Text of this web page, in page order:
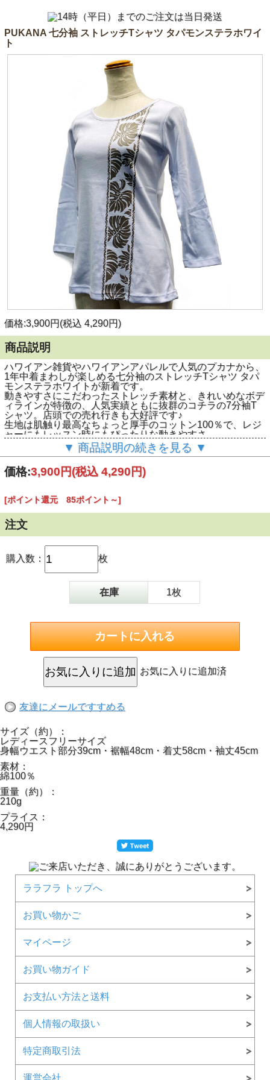
PUKANA 七分袖 ストレッチTシャツ タパモンステラホワイ
ト
価格:3,900円(税込 4,290円)
商品説明
ハワイアン雑貨やハワイアンアパレルで人気のプカナから、
1年中着まわしが楽しめる七分袖のストレッチTシャツ タパ
モンステラホワイトが新着です。
動きやすさにこだわったストレッチ素材と、きれいめなボデ
ィラインが特徴の、人気実績ともに抜群のコチラの7分袖T
シャツ。店頭での売れ行きも大好評です♪
生地は肌触り最高なちょっと厚手のコットン100％で、レジ
ャーにもレッスン時にもぴったりな動きやすさ。
タパカヒコ調のモンステラデザインをブラウンベージュでシ
ンプルなラインで前身頃にプリント。シンプルで優しいカラ
ーリングが素敵です。
春秋冬シーズンのレッスンやジムだけでなく、もちろん普段
▼ 商品説明の続きを見る ▼
価格:3,900円(税込 4,290円)
[ポイント還元 85ポイント～]
注文
購入数： 枚
在庫 1枚
お気に入りに追加済
友達にメールですすめる
サイズ（約）：
レディースフリーサイズ
身幅ウエスト部分39cm・裾幅48cm・着丈58cm・袖丈45cm
素材：
綿100％
重量（約）：
210g
プライス：
4,290円
ララフラ トップへ
お買い物かご
マイページ
お買い物ガイド
お支払い方法と送料
個人情報の取扱い
特定商取引法
運営会社